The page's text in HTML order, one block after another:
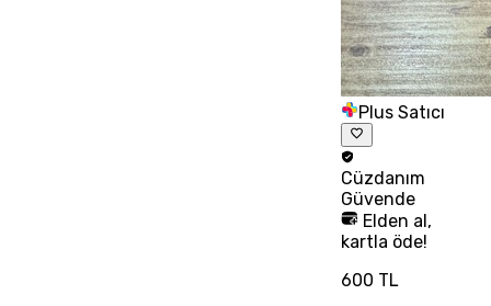
Plus Satıcı
Cüzdanım
Güvende
Elden al,
kartla öde!
600 TL